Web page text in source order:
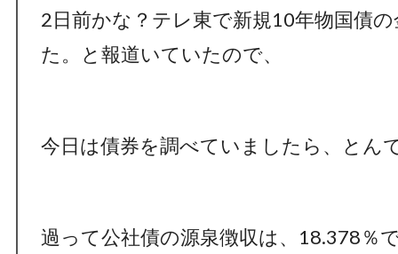
2日前かな？テレ東で新規10年物国債
た。と報道いていたので、
今日は債券を調べていましたら、とん
過って公社債の源泉徴収は、18.378％